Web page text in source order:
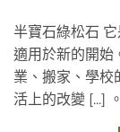
半寶石綠松石
適用於新的開始
業、搬家、學校
活上的改變 [...] 。